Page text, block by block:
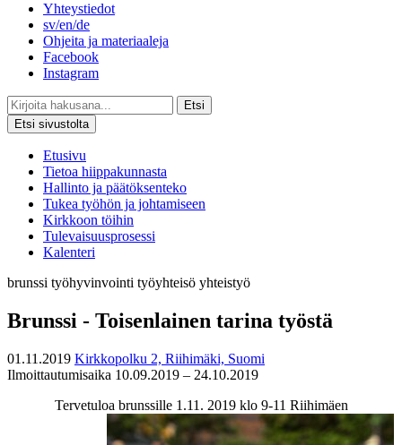
Yhteystiedot
sv/en/de
Ohjeita ja materiaaleja
Facebook
Instagram
Etsi
Etsi sivustolta
Etusivu
Tietoa hiippakunnasta
Hallinto ja päätöksenteko
Tukea työhön ja johtamiseen
Kirkkoon töihin
Tulevaisuusprosessi
Kalenteri
brunssi työhyvinvointi työyhteisö yhteistyö
Brunssi - Toisenlainen tarina työstä
01.11.2019 Kirkkopolku 2, Riihimäki, Suomi
Ilmoittautumisaika 10.09.2019 – 24.10.2019
Tervetuloa brunssille 1.11. 2019 klo 9-11 Riihimäen